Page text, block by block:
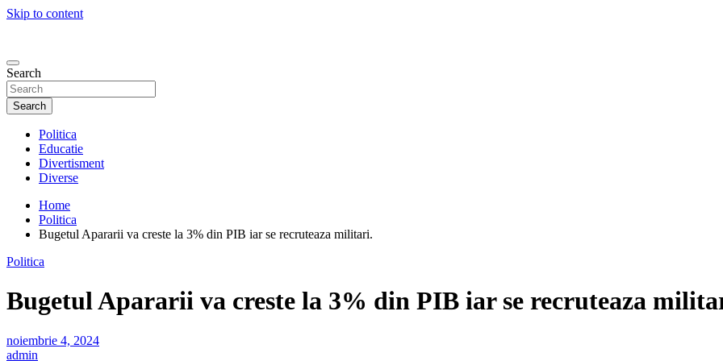
Skip to content
Search
Search
Politica
Educatie
Divertisment
Diverse
Home
Politica
Bugetul Apararii va creste la 3% din PIB iar se recruteaza militari.
Politica
Bugetul Apararii va creste la 3% din PIB iar se recruteaza
noiembrie 4, 2024
admin